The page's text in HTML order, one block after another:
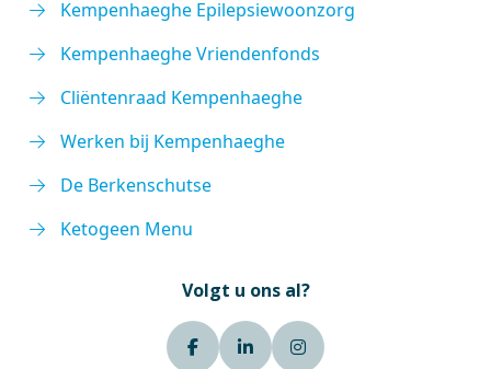
Kempenhaeghe Epilepsiewoonzorg
Kempenhaeghe Vriendenfonds
Cliëntenraad Kempenhaeghe
Werken bij Kempenhaeghe
De Berkenschutse
Ketogeen Menu
Volgt u ons al?